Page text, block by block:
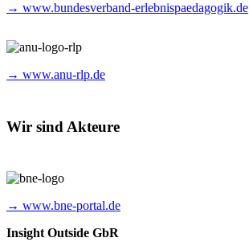
→ www.bundesverband-erlebnispaedagogik.de
→ www.anu-rlp.de
Wir sind Akteure
→ www.bne-portal.de
Insight Outside GbR